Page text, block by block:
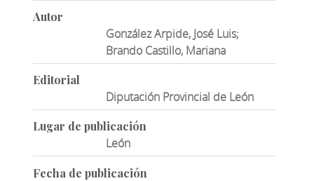
Autor
González Arpide, José Luis;
Brando Castillo, Mariana
Editorial
Diputación Provincial de León
Lugar de publicación
León
Fecha de publicación